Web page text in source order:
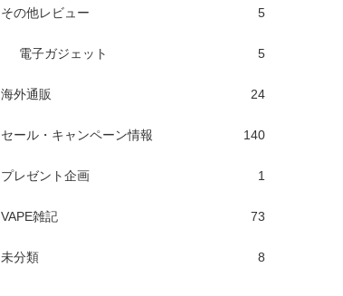
その他レビュー 5
電子ガジェット 5
海外通販 24
セール・キャンペーン情報 140
プレゼント企画 1
VAPE雑記 73
未分類 8